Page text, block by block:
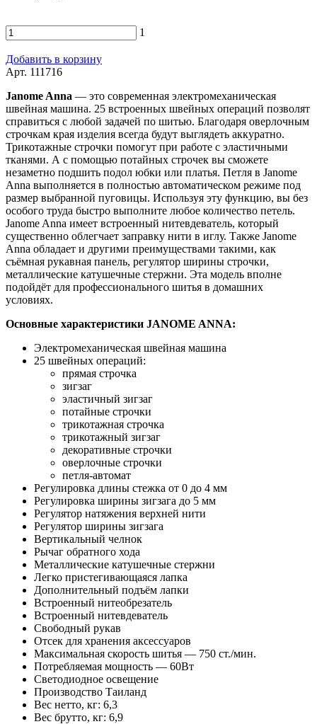
1
Добавить в корзину
Арт. 111716
Janome Anna — это современная электромеханическая
швейная машина. 25 встроенных швейных операций позволят
справиться с любой задачей по шитью. Благодаря оверлочным
строчкам края изделия всегда будут выглядеть аккуратно.
Трикотажные строчки помогут при работе с эластичными
тканями. А с помощью потайных строчек вы сможете
незаметно подшить подол юбки или платья. Петля в Janome
Anna выполняется в полностью автоматическом режиме под
размер выбранной пуговицы. Используя эту функцию, вы без
особого труда быстро выполните любое количество петель.
Janome Anna имеет встроенный нитевдеватель, который
существенно облегчает заправку нити в иглу. Также Janome
Anna обладает и другими преимуществами такими, как
съёмная рукавная панель, регулятор ширины строчки,
металлические катушечные стержни. Эта модель вполне
подойдёт для профессионального шитья в домашних
условиях.
Основные характеристики JANOME ANNA:
Электромеханическая швейная машина
25 швейных операций:
прямая строчка
зигзаг
эластичный зигзаг
потайные строчки
трикотажная строчка
трикотажный зигзаг
декоративные строчки
оверлочные строчки
петля-автомат
Регулировка длины стежка от 0 до 4 мм
Регулировка ширины зигзага до 5 мм
Регулятор натяжения верхней нити
Регулятор ширины зигзага
Вертикальный челнок
Рычаг обратного хода
Металлические катушечные стержни
Легко пристегивающаяся лапка
Дополнительный подъём лапки
Встроенный нитеобрезатель
Встроенный нитевдеватель
Свободный рукав
Отсек для хранения аксессуаров
Максимальная скорость шитья — 750 ст./мин.
Потребляемая мощность — 60Вт
Светодиодное освещение
Производство Таиланд
Вес нетто, кг: 6,3
Вес брутто, кг: 6,9